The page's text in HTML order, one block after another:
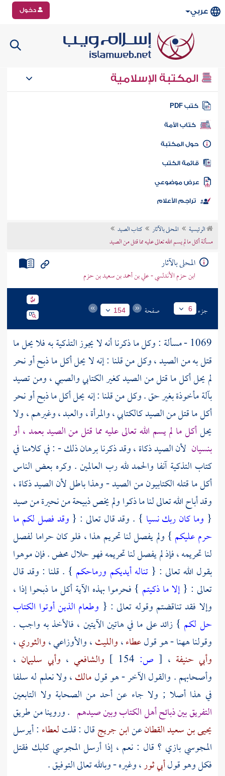
عربي دخول
المكتبة الإسلامية
كتب PDF
كتاب الأمة
المكتبة
الكتب
موضوعي
تراجم الأعلام
الرئيسية المحلى بالآثار
كتاب الصيد
مسألة أكل ما لم يسم الله تعالى عليه مما قتل من الصيد
المحلى بالآثار
ابن حزم الأندلسي - علي بن أحمد بن سعيد بن حزم
جزء 6 صفحة 154
1069 - مسألة : وكل ما ذكرنا أنه لا يجوز التذكية به فلا يحل ما
قتل به من الصيد ، وكل من قلنا : إنه لا يحل أكل ما ذبح أو نحر
لم يحل أكل ما قتل من الصيد كغير الكتابي والصبي ، ومن تصيد
بآلة مأخوذة بغير حق . وكل من قلنا : إنه يحل أكل ما ذبح أو نحر
أكل ما قتل من الصيد كالكتابي ، والمرأة ، والعبد ، وغيرهم ، ولا
يحلأكل ما لم يسم الله تعالى عليه مما قتل من الصيد بعمد ، أو
بنسيان لأن الصيد ذكاة ، وقد ذكرنا برهان ذلك - : في كلامنا في
كتاب التذكية آنفا والحمد لله رب العالمين . وكره بعض الناس
أكل ما قتله الكتابيون من الصيد - وهذا باطل لأن الصيد ذكاة ،
وقد أباح الله تعالى لنا ما ذكوا ولم يخص ذبيحة من نحيرة من صيد
{ وما كان ربك نسيا } . وقد قال تعالى : { وقد فصل لكم ما
حرم عليكم } ولم يفصل لنا تحريم هذا ، فلو كان حراما لفصل
لنا تحريمه ، فإذ لم يفصل لنا تحريمه فهو حلال محض . فإن موهوا
بقول الله تعالى : {تناله أيديكم ورماحكم } . قلنا : وقد قال
تعالى : {إلا ما ذكيتم } فحرموا بهذه الآية أكل ما ذبحوا إذا ،
وإلا فقد تناقضتم وقوله تعالى : { وطعام الذين أوتوا الكتاب
حل لكم } زائد على ما في هاتين الآيتين ، فالأخذ به واجب .
وقولنا ههنا - هو قولعطاء،والليث،والأوزاعي،والثوري،
وأبي حنيفة ، [ ص: والشافعي ، وأبي سليمان ،
وأصحابهم . والقول الآخر - هو قولمالك، ولا نعلم له سلفا
في هذا أصلا ; ولا جاء عن أحد من الصحابة ولا التابعين
التفريق بين ذبائحأهل الكتابوبين صيدهم . وروينا من طريق
يحيى بن سعيد القطانعنابن جريجقال : قلتلعطاء : أيرسل
المجوسي بازي ؟ قال : نعم ، إذا أرسل المجوسي كلبك فقتل
فكل وهو قولأبي ثور، وغيره - وبالله تعالى التوفيق .